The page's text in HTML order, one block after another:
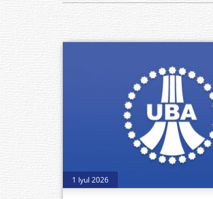
1 Iyul 2026